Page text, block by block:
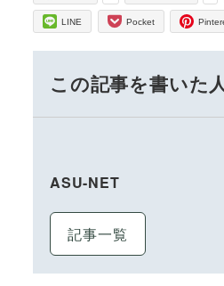
LINE Pocket
この記事を書いた
ASU-NET
記事一覧